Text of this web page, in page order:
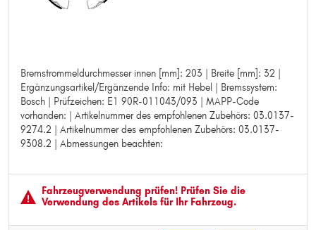
Bremstrommeldurchmesser innen [mm]: 203 | Breite [mm]: 32 |
Ergänzungsartikel/Ergänzende Info: mit Hebel | Bremssystem:
Bosch | Prüfzeichen: E1 90R-011043/093 | MAPP-Code
vorhanden: | Artikelnummer des empfohlenen Zubehörs: 03.0137-
9274.2 | Artikelnummer des empfohlenen Zubehörs: 03.0137-
9308.2 | Abmessungen beachten:
Bremstrommeldurchmesser innen [mm]: 203
Breite [mm]: 32
Ergänzungsartikel/Ergänzende Info: mit Hebel
Bremssystem: Bosch
Prüfzeichen: E1 90R-011043/093
MAPP-Code vorhanden:
Artikelnummer des empfohlenen Zubehörs: 03.0137-9308.2
Abmessungen beachten:
Fahrzeugver­wendung prüfen! Prüfen Sie die
Verwendung des Artikels für Ihr Fahrzeug.